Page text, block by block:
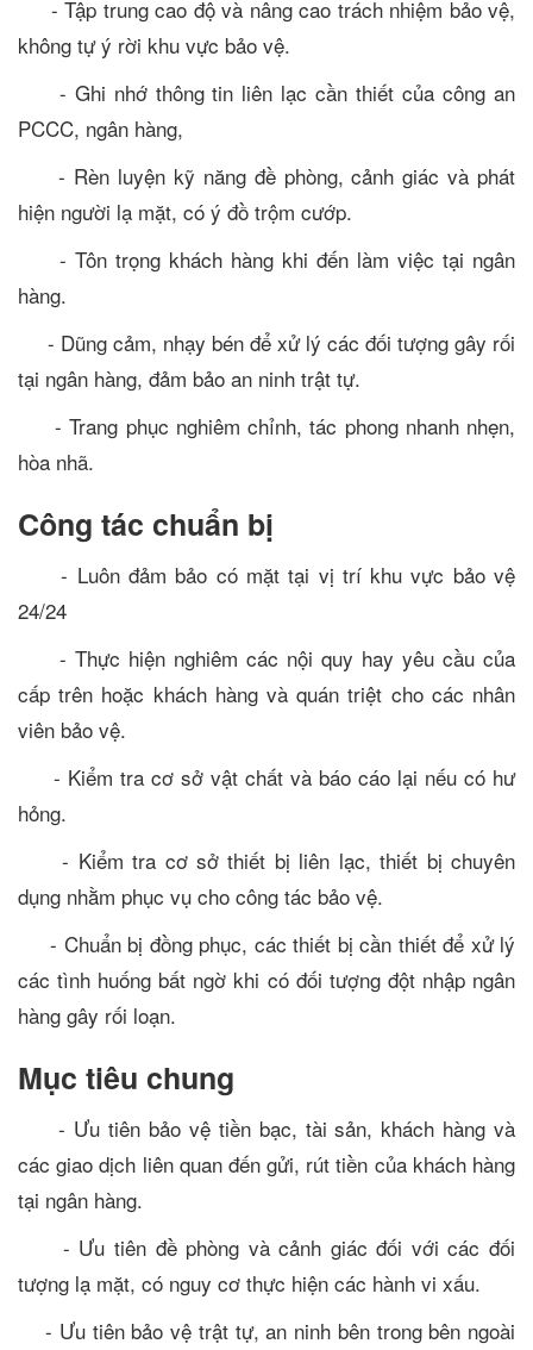
- Tập trung cao độ và nâng cao trách nhiệm bảo vệ,
không tự ý rời khu vực bảo vệ.
- Ghi nhớ thông tin liên lạc cần thiết của công an
PCCC, ngân hàng,
- Rèn luyện kỹ năng đề phòng, cảnh giác và phát
hiện người lạ mặt, có ý đồ trộm cướp.
- Tôn trọng khách hàng khi đến làm việc tại ngân
hàng.
- Dũng cảm, nhạy bén để xử lý các đối tượng gây rối
tại ngân hàng, đảm bảo an ninh trật tự.
- Trang phục nghiêm chỉnh, tác phong nhanh nhẹn,
hòa nhã.
Công tác chuẩn bị
- Luôn đảm bảo có mặt tại vị trí khu vực bảo vệ
24/24
- Thực hiện nghiêm các nội quy hay yêu cầu của
cấp trên hoặc khách hàng và quán triệt cho các nhân
viên bảo vệ.
- Kiểm tra cơ sở vật chất và báo cáo lại nếu có hư
hỏng.
- Kiểm tra cơ sở thiết bị liên lạc, thiết bị chuyên
dụng nhằm phục vụ cho công tác bảo vệ.
- Chuẩn bị đồng phục, các thiết bị cần thiết để xử lý
các tình huống bất ngờ khi có đối tượng đột nhập ngân
hàng gây rối loạn.
Mục tiêu chung
- Ưu tiên bảo vệ tiền bạc, tài sản, khách hàng và
các giao dịch liên quan đến gửi, rút tiền của khách hàng
tại ngân hàng.
- Ưu tiên đề phòng và cảnh giác đối với các đối
tượng lạ mặt, có nguy cơ thực hiện các hành vi xấu.
- Ưu tiên bảo vệ trật tự, an ninh bên trong bên ngoài